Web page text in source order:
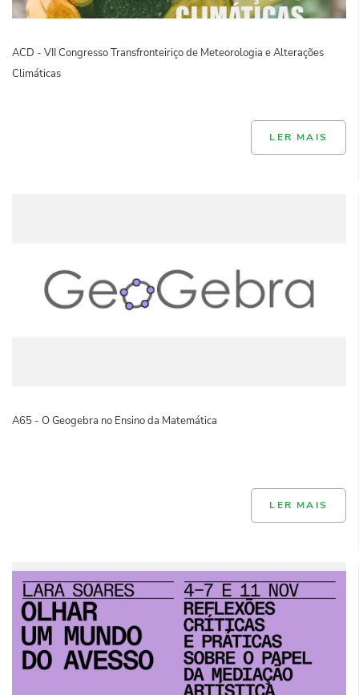
ACD - VII Congresso Transfronteiriço de Meteorologia e Alterações
Climáticas
LER MAIS
A65 - O Geogebra no Ensino da Matemática
LER MAIS